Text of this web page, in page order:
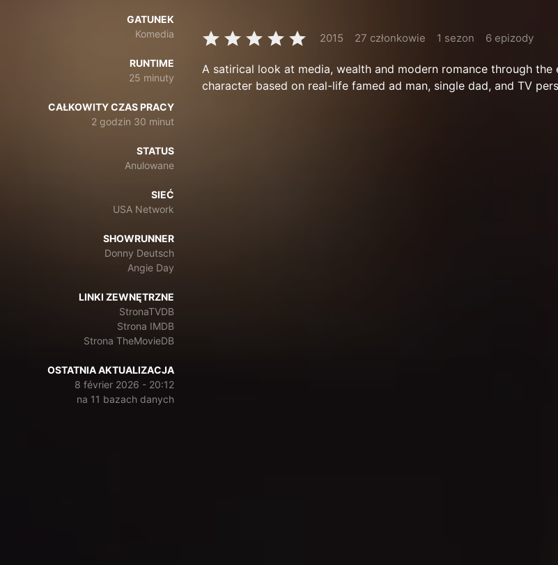
GATUNEK
Komedia
RUNTIME
25 minuty
CAŁKOWITY CZAS PRACY
2 godzin 30 minut
STATUS
Anulowane
SIEĆ
USA Network
SHOWRUNNER
Donny Deutsch
Angie Day
LINKI ZEWNĘTRZNE
StronaTVDB
Strona IMDB
Strona TheMovieDB
OSTATNIA AKTUALIZACJA
8 février 2026 - 20:12
na 11 bazach danych
2015 27 członkowie 1 sezon 6 epizody
A satirical look at media, wealth and modern romance through
character based on real-life famed ad man, single dad, and TV